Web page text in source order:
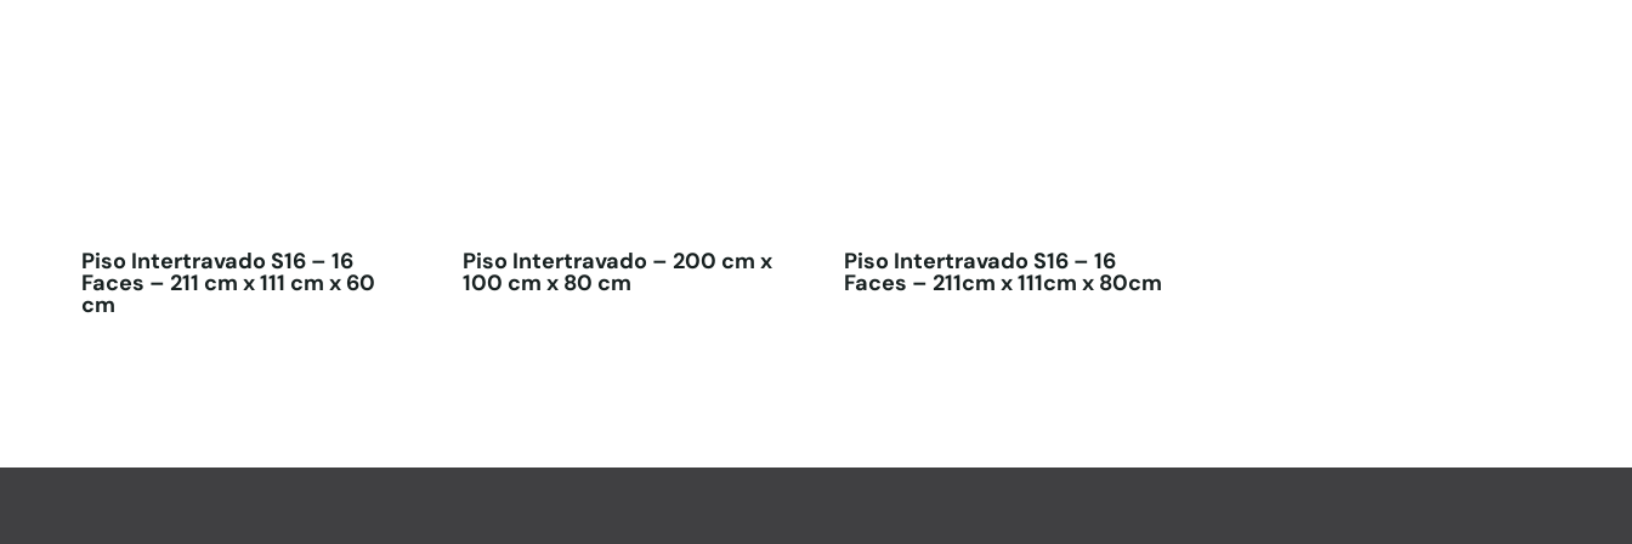
Piso Intertravado S16 – 16
Faces – 211 cm x 111 cm x 60
cm
Piso Intertravado – 200 cm x
100 cm x 80 cm
Piso Intertravado S16 – 16
Faces – 211cm x 111cm x 80cm